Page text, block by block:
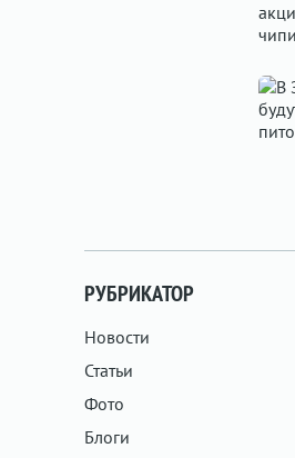
РУБРИКАТОР
Новости
Статьи
Фото
Блоги